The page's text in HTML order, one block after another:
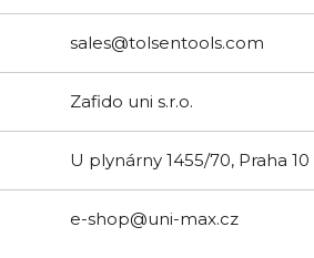
sales@tolsentools.com
Zafido uni s.r.o.
U plynárny 1455/70, Praha
e-shop@uni-max.cz